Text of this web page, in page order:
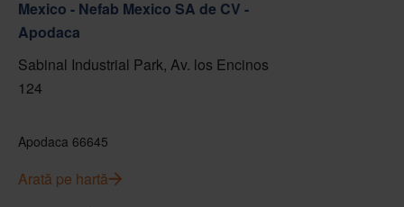
Mexico - Nefab Mexico SA de CV -
Apodaca
Sabinal Industrial Park, Av. los Encinos
124
Apodaca 66645
Arată pe hartă